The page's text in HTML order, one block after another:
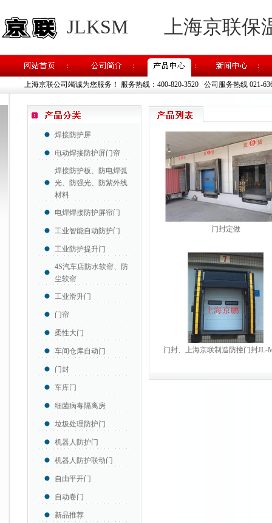
JLKSM 上海京联
上海京联公司竭诚为您服务！ 服务热线：400-820-3520 公司服务热线 021-
焊接防护屏
电动焊接防护屏门帘
焊接防护板、防电焊弧
光、防强光、防紫外线
材料
电焊焊接防护屏帘门
工业智能自动防护门
工业防护提升门
4S汽车店防水软帘、防
尘软帘
工业滑升门
门帘
柔性大门
车间仓库自动门
门封
车库门
细菌病毒隔离房
垃圾处理防护门
机器人防护门
机器人防护联动门
自由平开门
自动卷门
新品推荐
门封定做
门封、上海京联制造防撞门封JL-